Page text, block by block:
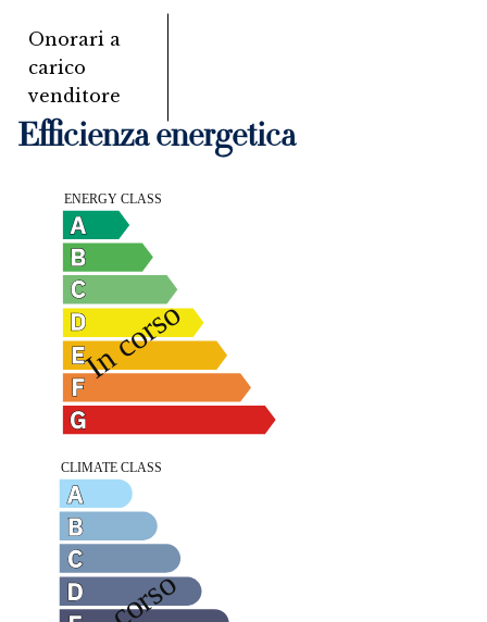
Onorari a
carico
venditore
Efficienza energetica